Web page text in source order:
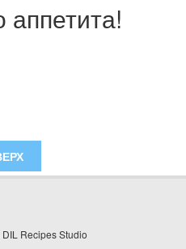
аппетита!
Recipes Studio